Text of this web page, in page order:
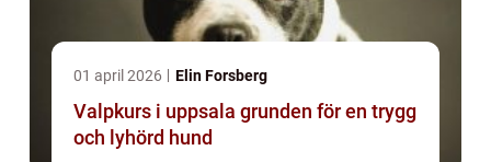
01 april 2026 Elin Forsberg
Valpkurs i uppsala grunden för en trygg
och lyhörd hund